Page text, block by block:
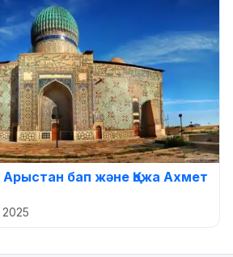
Арыстан бап және Қожа Ахмет